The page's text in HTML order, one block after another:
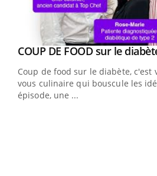
Youtube
COUP DE FOOD sur le
Coup de food sur le diabète, c'est
vous culinaire qui bouscule les
épisode, une ...